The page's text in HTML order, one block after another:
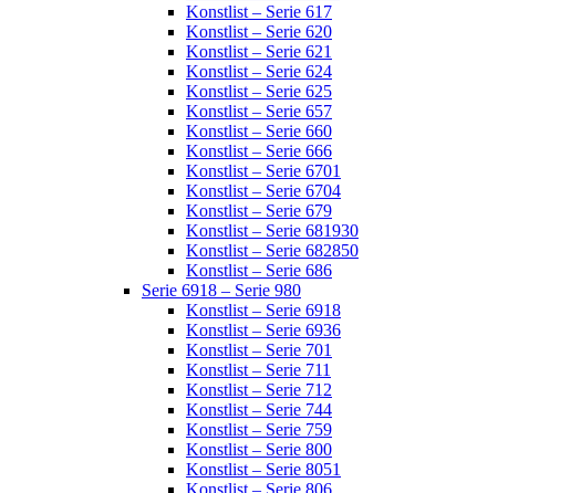
Konstlist – Serie 617
Konstlist – Serie 620
Konstlist – Serie 621
Konstlist – Serie 624
Konstlist – Serie 625
Konstlist – Serie 657
Konstlist – Serie 660
Konstlist – Serie 666
Konstlist – Serie 6701
Konstlist – Serie 6704
Konstlist – Serie 679
Konstlist – Serie 681930
Konstlist – Serie 682850
Konstlist – Serie 686
Serie 6918 – Serie 980
Konstlist – Serie 6918
Konstlist – Serie 6936
Konstlist – Serie 701
Konstlist – Serie 711
Konstlist – Serie 712
Konstlist – Serie 744
Konstlist – Serie 759
Konstlist – Serie 800
Konstlist – Serie 8051
Konstlist – Serie 806